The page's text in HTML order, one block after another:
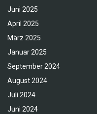
Juni 2025
April 2025
März 2025
Januar 2025
September 2024
August 2024
Juli 2024
Juni 2024